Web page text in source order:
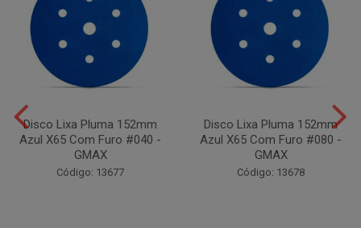
Disco Lixa Pluma 152mm
Azul X65 Com Furo #040 -
GMAX
Código: 13677
Disco Lixa Pluma 152mm
Azul X65 Com Furo #080 -
GMAX
Código: 13678